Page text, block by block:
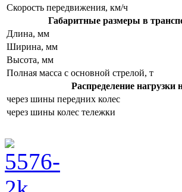
Скорость передвижения, км/ч
Габаритные размеры в
Длина, мм
Ширина, мм
Высота, мм
Полная масса с основной стрелой, т
Распределение нагрузки
через шины передних колес
через шины колес тележки